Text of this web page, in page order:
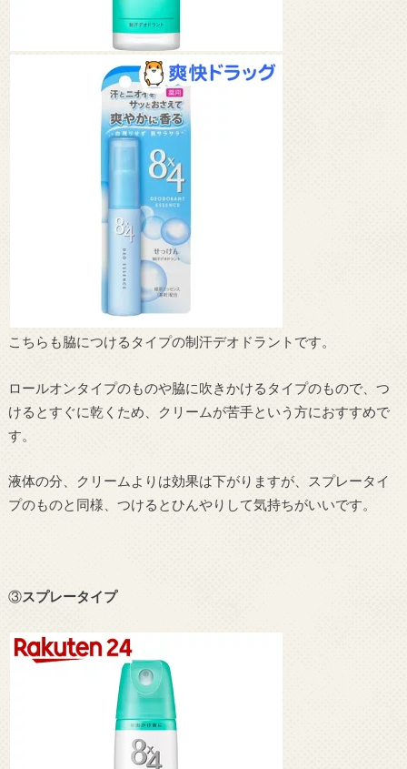
こちらも脇につけるタイプの制汗デオドラントです。
ロールオンタイプのものや脇に吹きかけるタイプのもので、つ
けるとすぐに乾くため、クリームが苦手という方におすすめで
す。
液体の分、クリームよりは効果は下がりますが、スプレータイ
プのものと同様、つけるとひんやりして気持ちがいいです。
③スプレータイプ